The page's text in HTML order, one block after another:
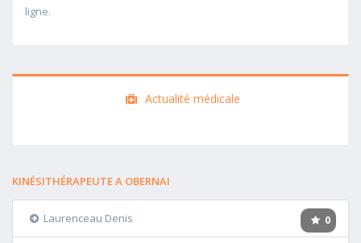
ligne.
Actualité médicale
KINÉSITHÉRAPEUTE A OBERNAI
0
Laurenceau Denis